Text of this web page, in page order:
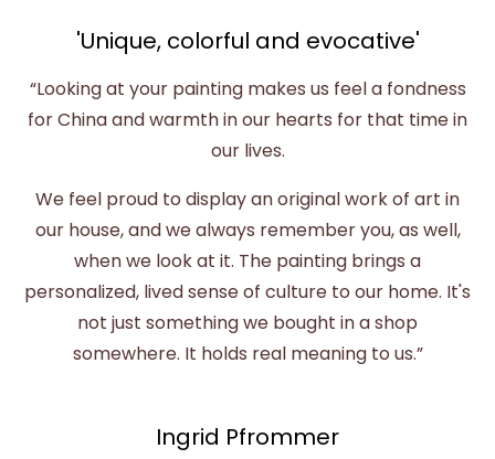
'Unique, colorful and evocative'
“Looking at your painting makes us feel a fondness
for China and warmth in our hearts for that time in
our lives.
We feel proud to display an original work of art in
our house, and we always remember you, as well,
when we look at it. The painting brings a
personalized, lived sense of culture to our home. It's
not just something we bought in a shop
somewhere. It holds real meaning to us.”
Ingrid Pfrommer